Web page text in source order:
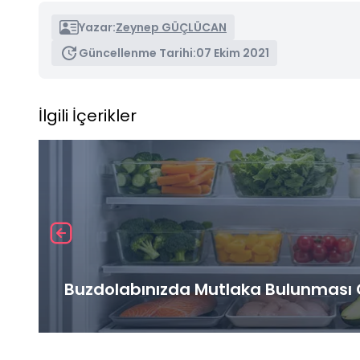
Yazar:Zeynep GÜÇLÜCAN
Güncellenme Tarihi:07 Ekim 2021
İlgili İçerikler
Buzdolabınızda Mutlaka Bulunması